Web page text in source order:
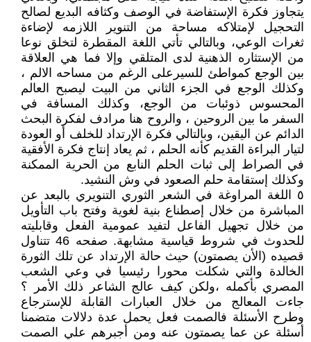
يتجاوز فكرة الإستفاضة في الوصف وكثافه البديع لصالح
التحجيل لإمتلاكه مساحة من التنوير اللازمه لإضاءة
ثغرات الوعي، وبالتالي تأتي اللغة المقطرة لتخلق نوعا
من الإستثاره الذهنية لدى المتلقي وإلا فما هي العلاقة
بين الوجع كمواطئ للسيرعلى الرغم من مساحه الالم ،
وكذلك الوجع في الجزء الثاني من البيت ليصبح العالم
المحسوس ذوئبات من الوجع، وكذلك المسافة في
السفر ما بين الروحين ، والروح هنا مرادف لفكرة البحث
الدائم عن اليقين، وبالتالي فكرة الإرتداد للخلف أو العودة
لتيار البراءة القديم كأنه الحلم ، ثم يعاد إنتاج فكرة الأفقية
في الصراط إلى ثبات الحلم النابع من الحرية الممكنة
وكذلك إستقامة حلم الصعود في وش النشيد.
٥ اللغة المراوغة في الشعر الثوري التنويري بالبعد عن
المباشرة من خلال إصطناع بنية لغوية وفتح باب التأويل
من خلال تجهيل الفاعل لتفيد عمومية الفعل وقابليته
للحدوث في شروط قياسية مشابهة. صفحه 46 تتناول
قصيده (الأن يصمتون) حيث حالة الإرتداد عن تلك الثورة
الخالدة والتي شكلت محورا رئيسيا في وعي الشعب
المصري بأكمله ،ولكن كيف عالج الشاعر ذلك الأمر ؟
جاءت المعالج من خلال العبارات القابلة للإسترجاع
وطرح الأسئلة فالصمت فعل يحمل عدة دلالات متضمنا
أسئلة عن عما يصمتون عنه ومن أجبرهم علي الصمت